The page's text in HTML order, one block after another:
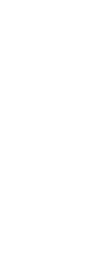
stad speelt ook een
zijn bewaard
fascinerende en
te zorgen dat de
en er worden
om de Nederlandse
velen niet bekend is.
het museum dat onlangs
zelfs gebruikt werden
beschikbaar voor
tour het moet worden